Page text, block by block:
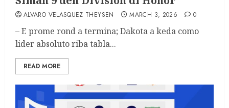
ALVARO VELASQUEZ THEYSEN MARCH 3, 2026 0
– E prome rond a termina; Dakota a keda como
lider absoluto riba tabla...
READ MORE